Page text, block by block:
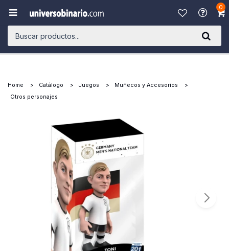
0

Home Catálogo Juegos
Muñecos y Accesorios
Otros personajes